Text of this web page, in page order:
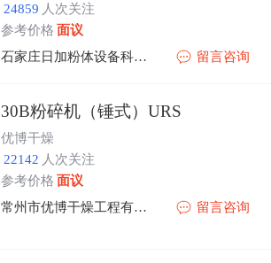
24859 人次关注
参考价格 面议
石家庄日加粉体设备科技有限公司
留言咨询
30B粉碎机（锤式）URS
优博干燥
22142 人次关注
参考价格 面议
常州市优博干燥工程有限公司
留言咨询